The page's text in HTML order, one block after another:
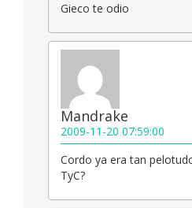
Gieco te odio
Mandrake
2009-11-20 07:59:00
Cordo ya era tan
TyC?